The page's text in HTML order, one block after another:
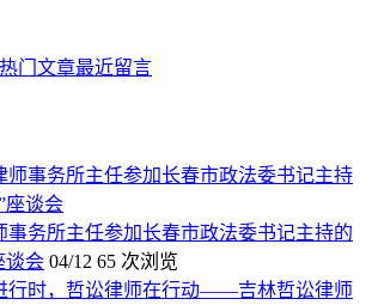
热门文章最近留言
事务所主任参加长春市政法委书记主持的
谈会 04/12 65 次浏览